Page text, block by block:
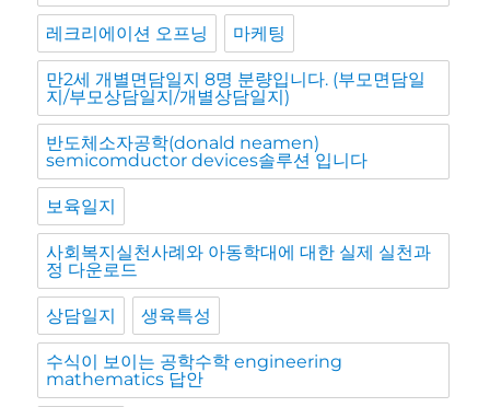
레크리에이션 오프닝 마케팅
만2세 개별면담일지 8명 분량입니다. (부모면담일
지/부모상담일지/개별상담일지)
반도체소자공학(donald neamen)
semicomductor devices솔루션 입니다
보육일지
사회복지실천사례와 아동학대에 대한 실제 실천과
정 다운로드
상담일지 생육특성
수식이 보이는 공학수학 engineering
mathematics 답안